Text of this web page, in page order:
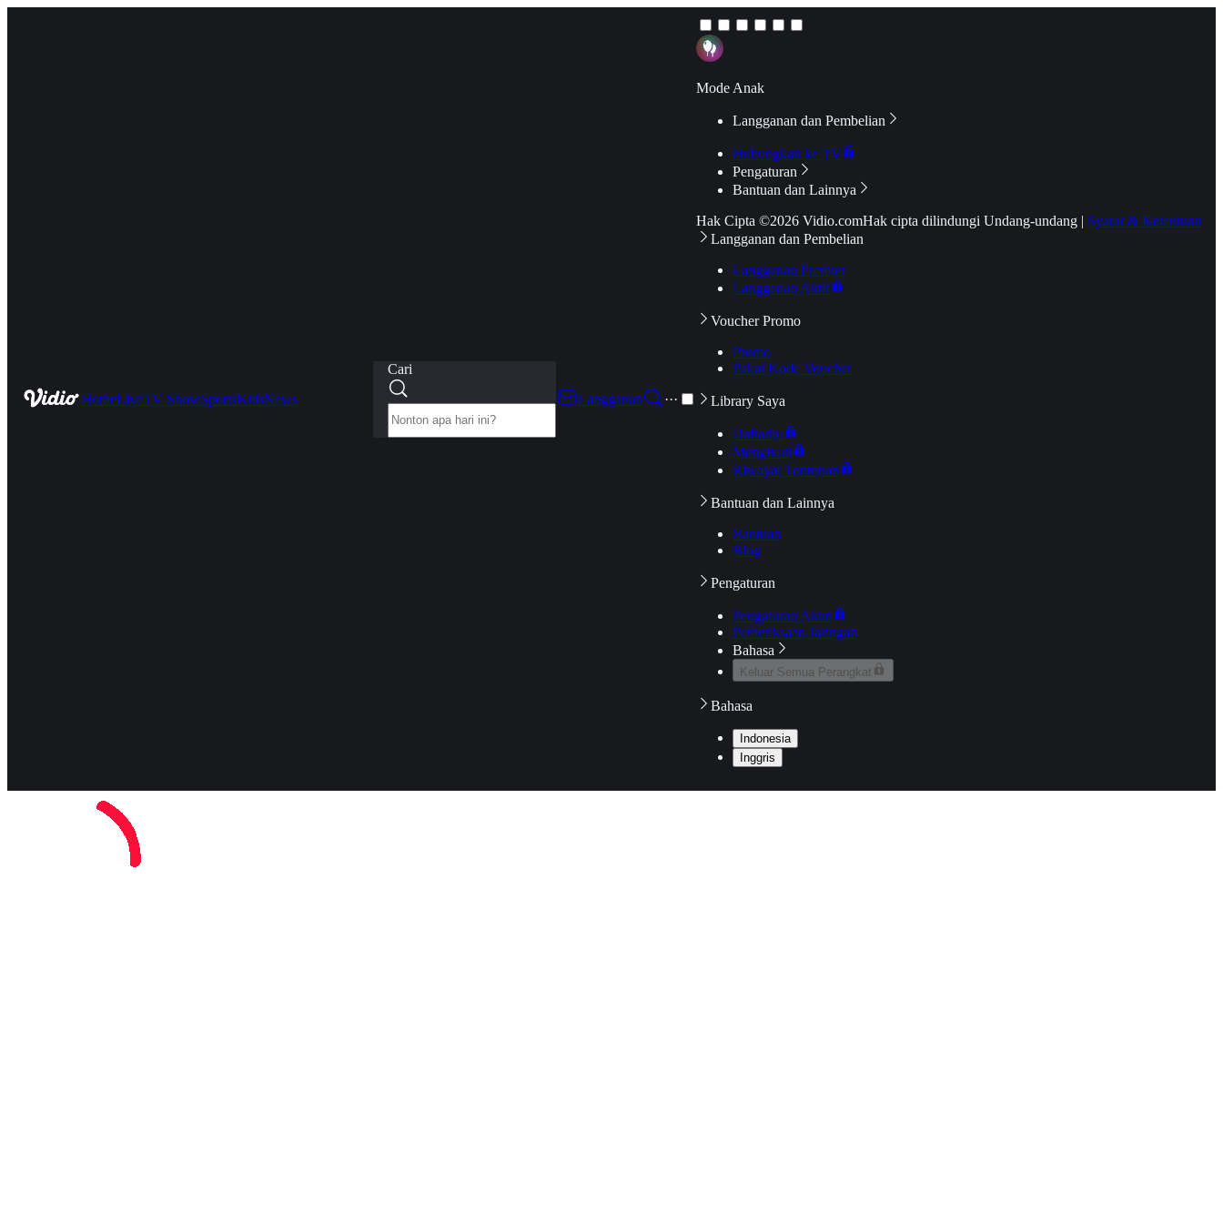
HomeLiveTV ShowSportsKidsNews
Cari
Langganan
···
Mode Anak
Langganan dan Pembelian
Hubungkan ke TV
Pengaturan
Bantuan dan Lainnya
Hak Cipta ©2026 Vidio.comHak cipta dilindungi Undang-undang | Syarat & Ketentuan
Langganan dan Pembelian
Langganan Premier
Langganan Aktif
Voucher Promo
Promo
Pakai Kode Voucher
Library Saya
Daftarku
Mengikuti
Riwayat Tontonan
Bantuan dan Lainnya
Bantuan
Blog
Pengaturan
Pengaturan Akun
Pemeriksaan Jaringan
Bahasa
Keluar Semua Perangkat
Bahasa
Indonesia
Inggris